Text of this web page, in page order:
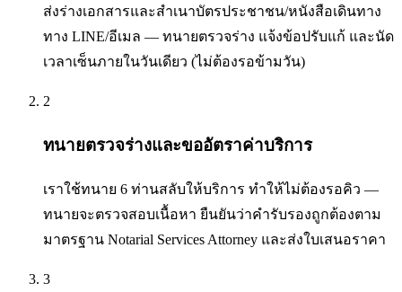
ส่งร่างเอกสารและสำเนาบัตรประชาชน/หนังสือเดินทาง
ทาง LINE/อีเมล — ทนายตรวจร่าง แจ้งข้อปรับแก้ และนัด
เวลาเซ็นภายในวันเดียว (ไม่ต้องรอข้ามวัน)
2
ทนายตรวจร่างและขออัตราค่าบริการ
เราใช้ทนาย 6 ท่านสลับให้บริการ ทำให้ไม่ต้องรอคิว —
ทนายจะตรวจสอบเนื้อหา ยืนยันว่าคำรับรองถูกต้องตาม
มาตรฐาน Notarial Services Attorney และส่งใบเสนอราคา
3